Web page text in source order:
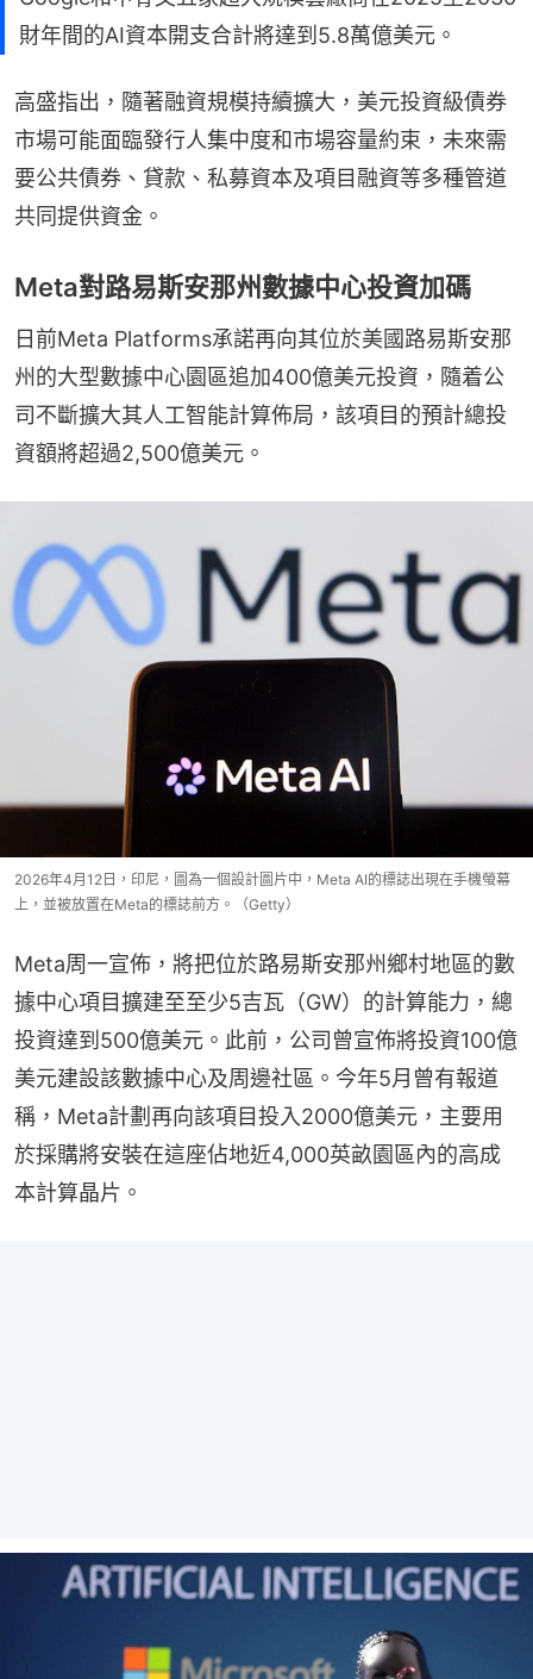
財年間的AI資本開支合計將達到5.8萬億美元。
高盛指出，隨著融資規模持續擴大，美元投資級債券
市場可能面臨發行人集中度和市場容量約束，未來需
要公共債券、貸款、私募資本及項目融資等多種管道
共同提供資金。
Meta對路易斯安那州數據中心投資加碼
日前Meta Platforms承諾再向其位於美國路易斯安那
州的大型數據中心園區追加400億美元投資，隨着公
司不斷擴大其人工智能計算佈局，該項目的預計總投
資額將超過2,500億美元。
2026年4月12日，印尼，圖為一個設計圖片中，Meta AI的標誌出現在手機螢幕
上，並被放置在Meta的標誌前方。（Getty）
Meta周一宣佈，將把位於路易斯安那州鄉村地區的數
據中心項目擴建至至少5吉瓦（GW）的計算能力，總
投資達到500億美元。此前，公司曾宣佈將投資100億
美元建設該數據中心及周邊社區。今年5月曾有報道
稱，Meta計劃再向該項目投入2000億美元，主要用
於採購將安裝在這座佔地近4,000英畝園區內的高成
本計算晶片。